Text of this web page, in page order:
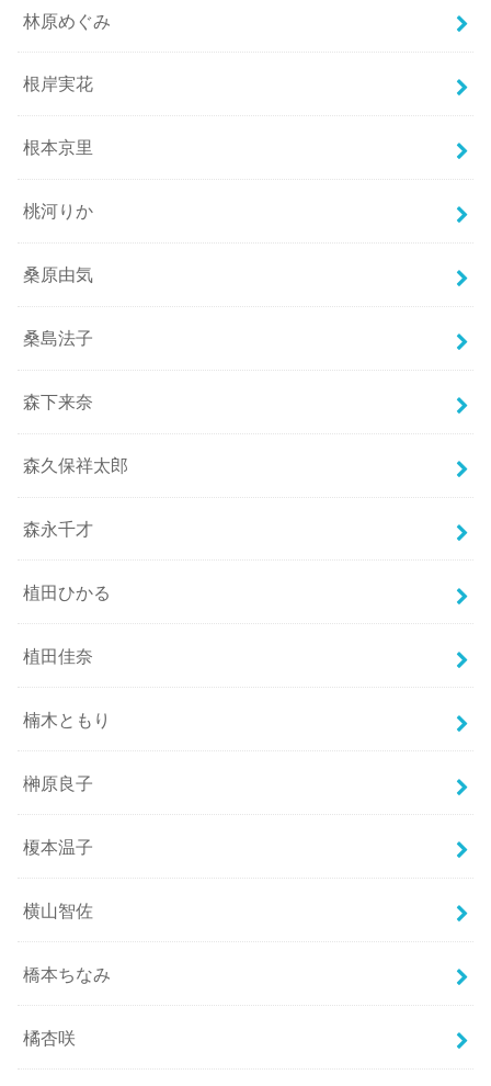
林原めぐみ
根岸実花
根本京里
桃河りか
桑原由気
桑島法子
森下来奈
森久保祥太郎
森永千才
植田ひかる
植田佳奈
楠木ともり
榊原良子
榎本温子
横山智佐
橋本ちなみ
橘杏咲